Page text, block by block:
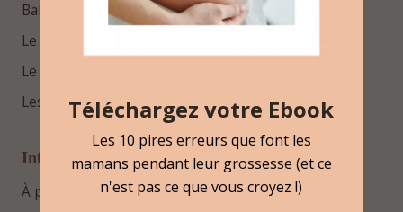
BabyProfiler™
Le blog
Le podcast
Les guides gratuits
Informations
À propos
Téléchargez votre Ebook
Les 10 pires erreurs que font les
mamans pendant leur grossesse (et ce
n'est pas ce que vous croyez !)